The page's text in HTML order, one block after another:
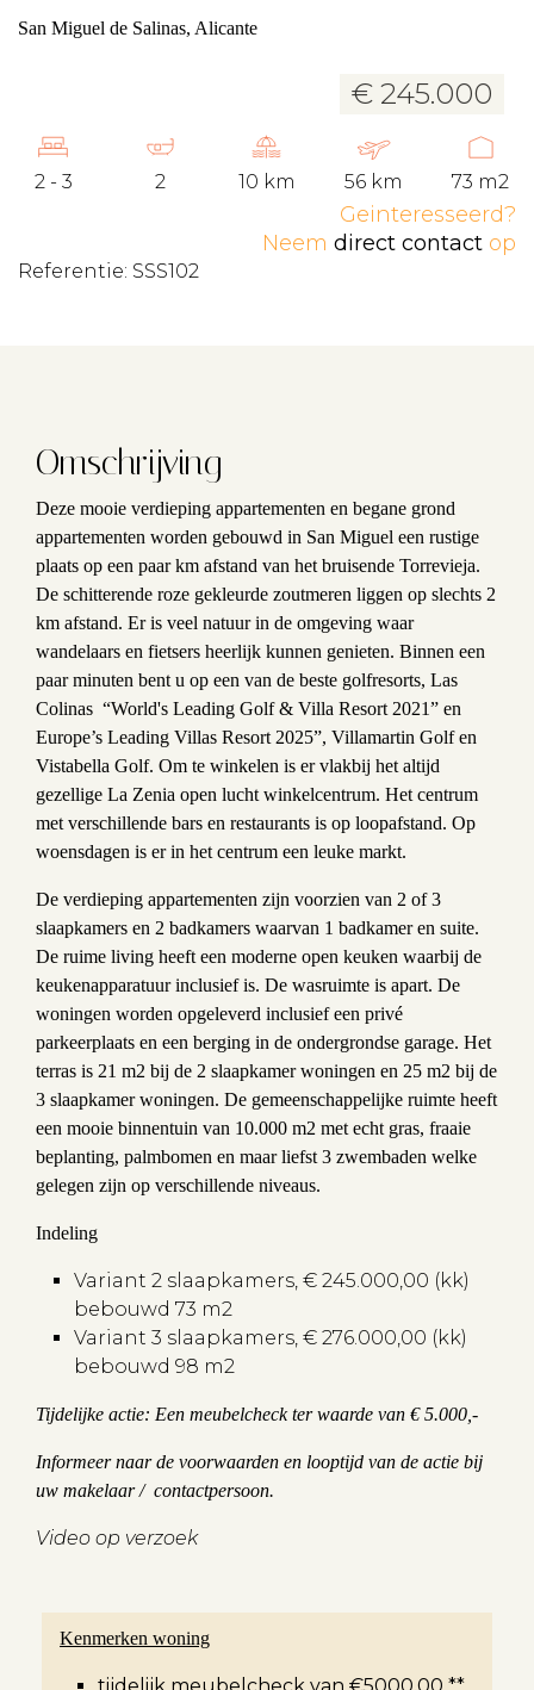
San Miguel de Salinas, Alicante
€ 245.000
2 - 3 2 10 km 56 km 73 m2
Geinteresseerd?
Neem direct contact op
Referentie: SSS102
Omschrijving
Deze mooie verdieping appartementen en begane grond
appartementen worden gebouwd in San Miguel een rustige
plaats op een paar km afstand van het bruisende Torrevieja.
De schitterende roze gekleurde zoutmeren liggen op slechts 2
km afstand. Er is veel natuur in de omgeving waar
wandelaars en fietsers heerlijk kunnen genieten. Binnen een
paar minuten bent u op een van de beste golfresorts, Las
Colinas “World's Leading Golf & Villa Resort 2021” en
Europe’s Leading Villas Resort 2025”, Villamartin Golf en
Vistabella Golf. Om te winkelen is er vlakbij het altijd
gezellige La Zenia open lucht winkelcentrum. Het centrum
met verschillende bars en restaurants is op loopafstand. Op
woensdagen is er in het centrum een leuke markt.
De verdieping appartementen zijn voorzien van 2 of 3
slaapkamers en 2 badkamers waarvan 1 badkamer en suite.
De ruime living heeft een moderne open keuken waarbij de
keukenapparatuur inclusief is. De wasruimte is apart. De
woningen worden opgeleverd inclusief een privé
parkeerplaats en een berging in de ondergrondse garage. Het
terras is 21 m2 bij de 2 slaapkamer woningen en 25 m2 bij de
3 slaapkamer woningen. De gemeenschappelijke ruimte heeft
een mooie binnentuin van 10.000 m2 met echt gras, fraaie
beplanting, palmbomen en maar liefst 3 zwembaden welke
gelegen zijn op verschillende niveaus.
Indeling
Variant 2 slaapkamers, € 245.000,00 (kk)
bebouwd 73 m2
Variant 3 slaapkamers, € 276.000,00 (kk)
bebouwd 98 m2
Tijdelijke actie: Een meubelcheck ter waarde van € 5.000,-
Informeer naar de voorwaarden en looptijd van de actie bij
uw makelaar / contactpersoon.
Video op verzoek
Kenmerken woning
tijdelijk meubelcheck van €5000,00 **